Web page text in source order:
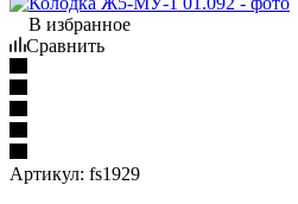
В избранное
Сравнить
Артикул: fs1929